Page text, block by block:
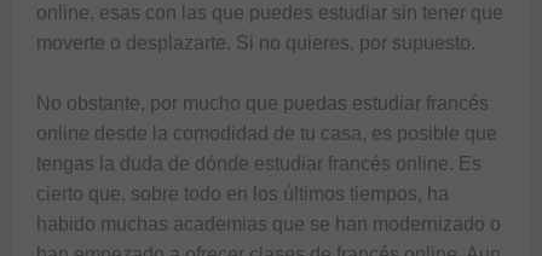
online, esas con las que puedes estudiar sin tener que
moverte o desplazarte. Si no quieres, por supuesto.
No obstante, por mucho que puedas estudiar francés
online desde la comodidad de tu casa, es posible que
tengas la duda de dónde estudiar francés online. Es
cierto que, sobre todo en los últimos tiempos, ha
habido muchas academias que se han modernizado o